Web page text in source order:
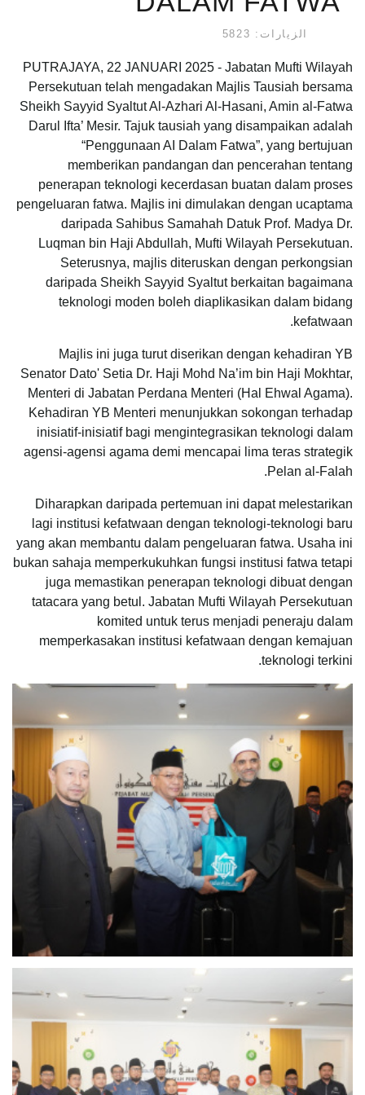
الزيارات: 5823
PUTRAJAYA, 22 JANUARI 2025 - Jabatan Mufti Wilayah
Persekutuan telah mengadakan Majlis Tausiah bersama
Sheikh Sayyid Syaltut Al-Azhari Al-Hasani, Amin al-Fatwa
Darul Ifta’ Mesir. Tajuk tausiah yang disampaikan adalah
“Penggunaan AI Dalam Fatwa”, yang bertujuan
memberikan pandangan dan pencerahan tentang
penerapan teknologi kecerdasan buatan dalam proses
pengeluaran fatwa. Majlis ini dimulakan dengan ucaptama
daripada Sahibus Samahah Datuk Prof. Madya Dr.
Luqman bin Haji Abdullah, Mufti Wilayah Persekutuan.
Seterusnya, majlis diteruskan dengan perkongsian
daripada Sheikh Sayyid Syaltut berkaitan bagaimana
teknologi moden boleh diaplikasikan dalam bidang
kefatwaan.
Majlis ini juga turut diserikan dengan kehadiran YB
Senator Dato' Setia Dr. Haji Mohd Na’im bin Haji Mokhtar,
Menteri di Jabatan Perdana Menteri (Hal Ehwal Agama).
Kehadiran YB Menteri menunjukkan sokongan terhadap
inisiatif-inisiatif bagi mengintegrasikan teknologi dalam
agensi-agensi agama demi mencapai lima teras strategik
Pelan al-Falah.
Diharapkan daripada pertemuan ini dapat melestarikan
lagi institusi kefatwaan dengan teknologi-teknologi baru
yang akan membantu dalam pengeluaran fatwa. Usaha ini
bukan sahaja memperkukuhkan fungsi institusi fatwa tetapi
juga memastikan penerapan teknologi dibuat dengan
tatacara yang betul. Jabatan Mufti Wilayah Persekutuan
komited untuk terus menjadi peneraju dalam
memperkasakan institusi kefatwaan dengan kemajuan
teknologi terkini.